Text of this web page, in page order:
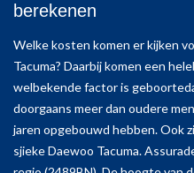
berekenen
Welke kosten komen er kijken
Tacuma? Daarbij komen een
welbekende factor is
doorgaans meer dan oudere
jaren opgebouwd hebben. Ook
sjieke Daewoo Tacuma.